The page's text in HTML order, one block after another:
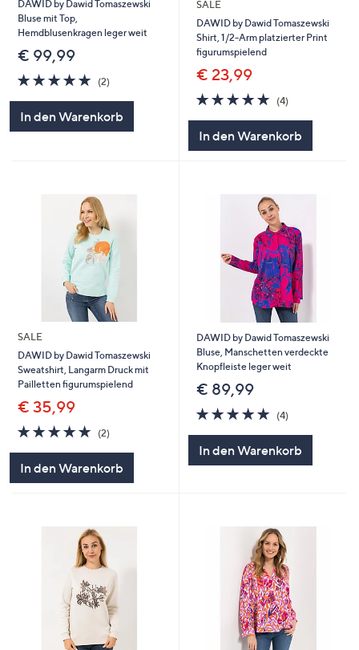
DAWID by Dawid Tomaszewski
Bluse mit Top,
Hemdblusenkragen leger weit
€ 99,99
5.0
von
5
(2)
In den Warenkorb
SALE
DAWID by Dawid Tomaszewski
Shirt, 1/2-Arm platzierter Print
figurumspielend
€ 23,99
5.0
von
5
(4)
In den Warenkorb
SALE
DAWID by Dawid Tomaszewski
Sweatshirt, Langarm Druck mit
Pailletten figurumspielend
€ 35,99
5.0
von
5
(2)
In den Warenkorb
DAWID by Dawid Tomaszewski
Bluse, Manschetten verdeckte
Knopfleiste leger weit
€ 89,99
5.0
von
5
(4)
In den Warenkorb